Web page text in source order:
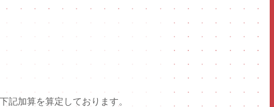
記加算を算定しております。